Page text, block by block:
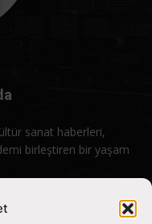
sanat haberleri,
birleştiren bir yaşam